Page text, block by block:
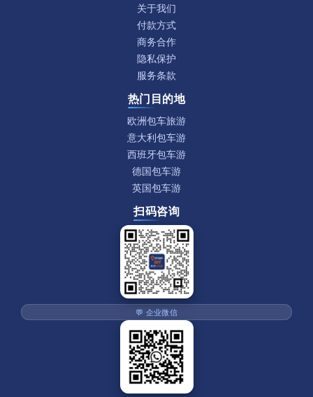
关于我们
付款方式
商务合作
隐私保护
服务条款
热门目的地
欧洲包车旅游
意大利包车游
西班牙包车游
德国包车游
英国包车游
扫码咨询
💬 企业微信